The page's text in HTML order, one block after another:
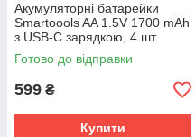
Акумуляторні батарейки
Smartoools AA 1.5V 1700 mAh
з USB-C зарядкою, 4 шт
(Зелений)
Готово до відправки
599 ₴
Купити